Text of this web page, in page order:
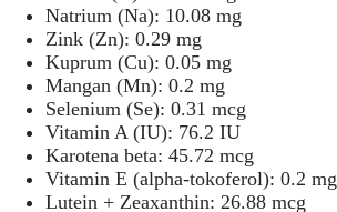
Natrium (Na): 10.08 mg
Zink (Zn): 0.29 mg
Kuprum (Cu): 0.05 mg
Mangan (Mn): 0.2 mg
Selenium (Se): 0.31 mcg
Vitamin A (IU): 76.2 IU
Karotena beta: 45.72 mcg
Vitamin E (alpha-tokoferol): 0.2 mg
Lutein + Zeaxanthin: 26.88 mcg